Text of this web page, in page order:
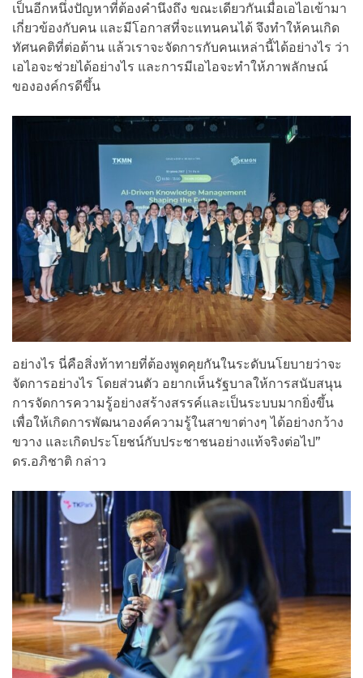
เป็นอีกหนึ่งปัญหาที่ต้องคำนึงถึง ขณะเดียวกันเมื่อเอไอเข้ามา
เกี่ยวข้องกับคน และมีโอกาสที่จะแทนคนได้ จึงทำให้คนเกิด
ทัศนคติที่ต่อต้าน แล้วเราจะจัดการกับคนเหล่านี้ได้อย่างไร ว่า
เอไอจะช่วยได้อย่างไร และการมีเอไอจะทำให้ภาพลักษณ์
ขององค์กรดีขึ้น
อย่างไร นี่คือสิ่งท้าทายที่ต้องพูดคุยกันในระดับนโยบายว่าจะ
จัดการอย่างไร โดยส่วนตัว อยากเห็นรัฐบาลให้การสนับสนุน
การจัดการความรู้อย่างสร้างสรรค์และเป็นระบบมากยิ่งขึ้น
เพื่อให้เกิดการพัฒนาองค์ความรู้ในสาขาต่างๆ ได้อย่างกว้าง
ขวาง และเกิดประโยชน์กับประชาชนอย่างแท้จริงต่อไป”
ดร.อภิชาติ กล่าว